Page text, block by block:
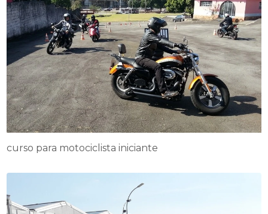
curso para motociclista iniciante